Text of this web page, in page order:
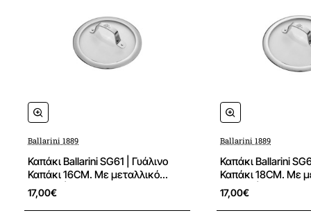
Ballarini 1889
Καπάκι Ballarini SG61 | Γυάλινο
Καπάκι 16CM. Με μεταλλικό
χερούλι| SALINA
17,00€
Ballarini 1889
Καπάκι Ballarini
Καπάκι 18CM. Με
χερούλι| SALINA
17,00€